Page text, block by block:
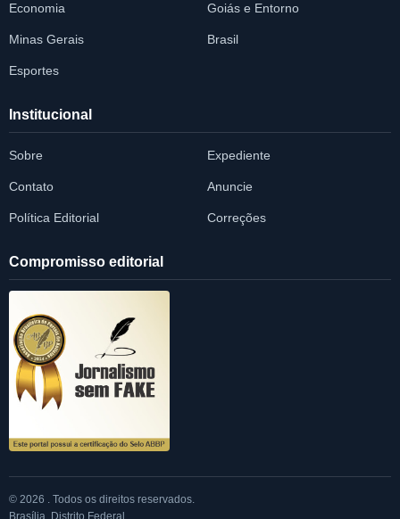
Economia Goiás e Entorno
Minas Gerais Brasil
Esportes
Institucional
Sobre Expediente
Contato Anuncie
Política Editorial Correções
Compromisso editorial
© 2026 . Todos os direitos reservados.
Brasília, Distrito Federal